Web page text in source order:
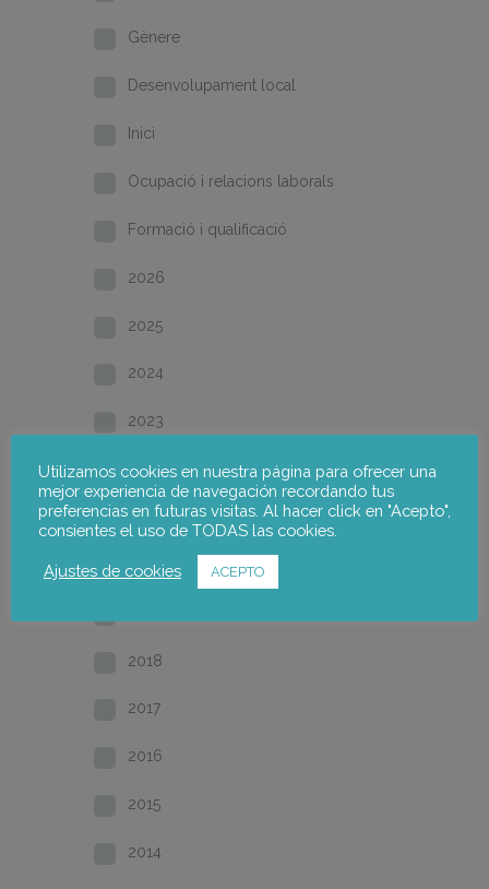
Gènere
Desenvolupament local
Inici
Ocupació i relacions laborals
Formació i qualificació
2026
2025
2024
2023
2022
2021
2020
2018
2017
2016
2015
2014
Utilizamos cookies en nuestra página para ofrecer una
mejor experiencia de navegación recordando tus
preferencias en futuras visitas. Al hacer click en "Acepto",
consientes el uso de TODAS las cookies.
Ajustes de cookies ACEPTO